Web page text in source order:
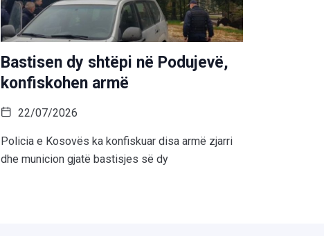
Bastisen dy shtëpi në Podujevë,
konfiskohen armë
22/07/2026
Policia e Kosovës ka konfiskuar disa armë zjarri
dhe municion gjatë bastisjes së dy